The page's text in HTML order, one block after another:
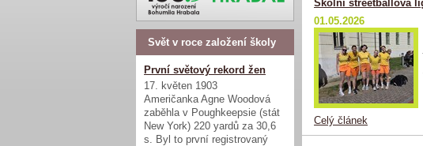
Školní streetballová
01.05.2026
Celý článek
Svět v roce založení školy
První světový rekord žen
17. květen 1903
Američanka Agne Woodová
zaběhla v Poughkeepsie (stát
New York) 220 yardů za 30,6
s. Byl to první registrovaný